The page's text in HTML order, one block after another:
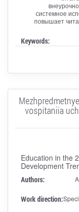
системное
повышает
Keywords:
vospitaniia
Education in the
Development
Authors:
Work direction: